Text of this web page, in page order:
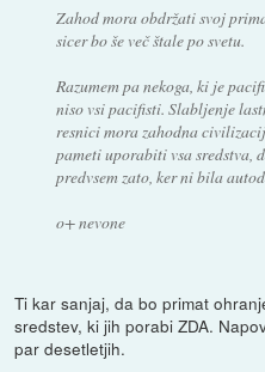
Zahod mora obdržati svoj
sicer bo še več štale po svetu.
Razumem pa nekoga, ki je
niso vsi pacifisti. Slabljenje
resnici mora zahodna
pameti uporabiti vsa sredstva,
predvsem zato, ker ni bila
o+ nevone
Ti kar sanjaj, da bo primat
sredstev, ki jih porabi ZDA.
par desetletjih.